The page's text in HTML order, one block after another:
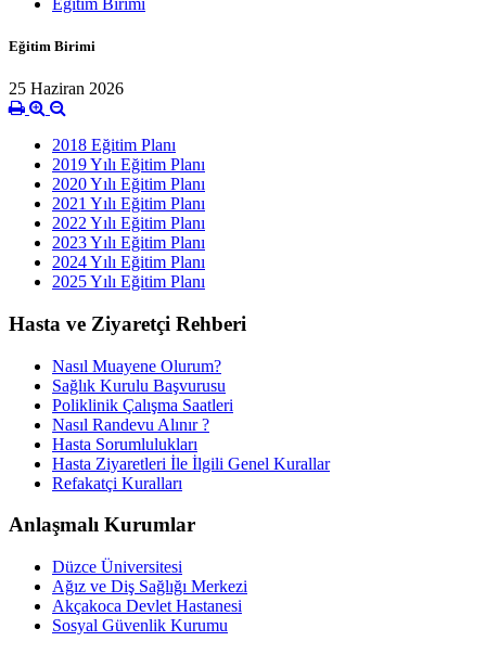
Eğitim Birimi
25 Haziran 2026
2018 Eğitim Planı
2019 Yılı Eğitim Planı
2020 Yılı Eğitim Planı
2021 Yılı Eğitim Planı
2022 Yılı Eğitim Planı
2023 Yılı Eğitim Planı
2024 Yılı Eğitim Planı
2025 Yılı Eğitim Planı
Hasta ve Ziyaretçi Rehberi
Nasıl Muayene Olurum?
Sağlık Kurulu Başvurusu
Poliklinik Çalışma Saatleri
Nasıl Randevu Alınır ?
Hasta Sorumlulukları
Hasta Ziyaretleri İle İlgili Genel Kurallar
Refakatçi Kuralları
Anlaşmalı Kurumlar
Düzce Üniversitesi
Ağız ve Diş Sağlığı Merkezi
Akçakoca Devlet Hastanesi
Sosyal Güvenlik Kurumu